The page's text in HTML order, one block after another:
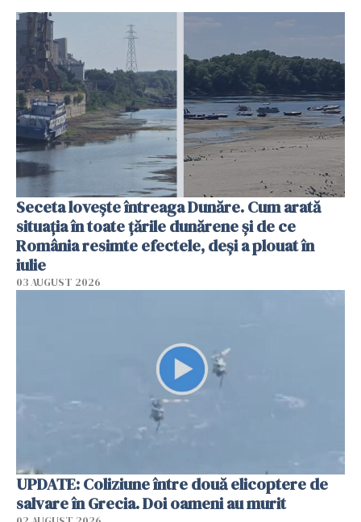
Seceta lovește întreaga Dunăre. Cum arată
situația în toate țările dunărene și de ce
România resimte efectele, deși a plouat în
iulie
03 AUGUST 2026
UPDATE: Coliziune între două elicoptere de
salvare în Grecia. Doi oameni au murit